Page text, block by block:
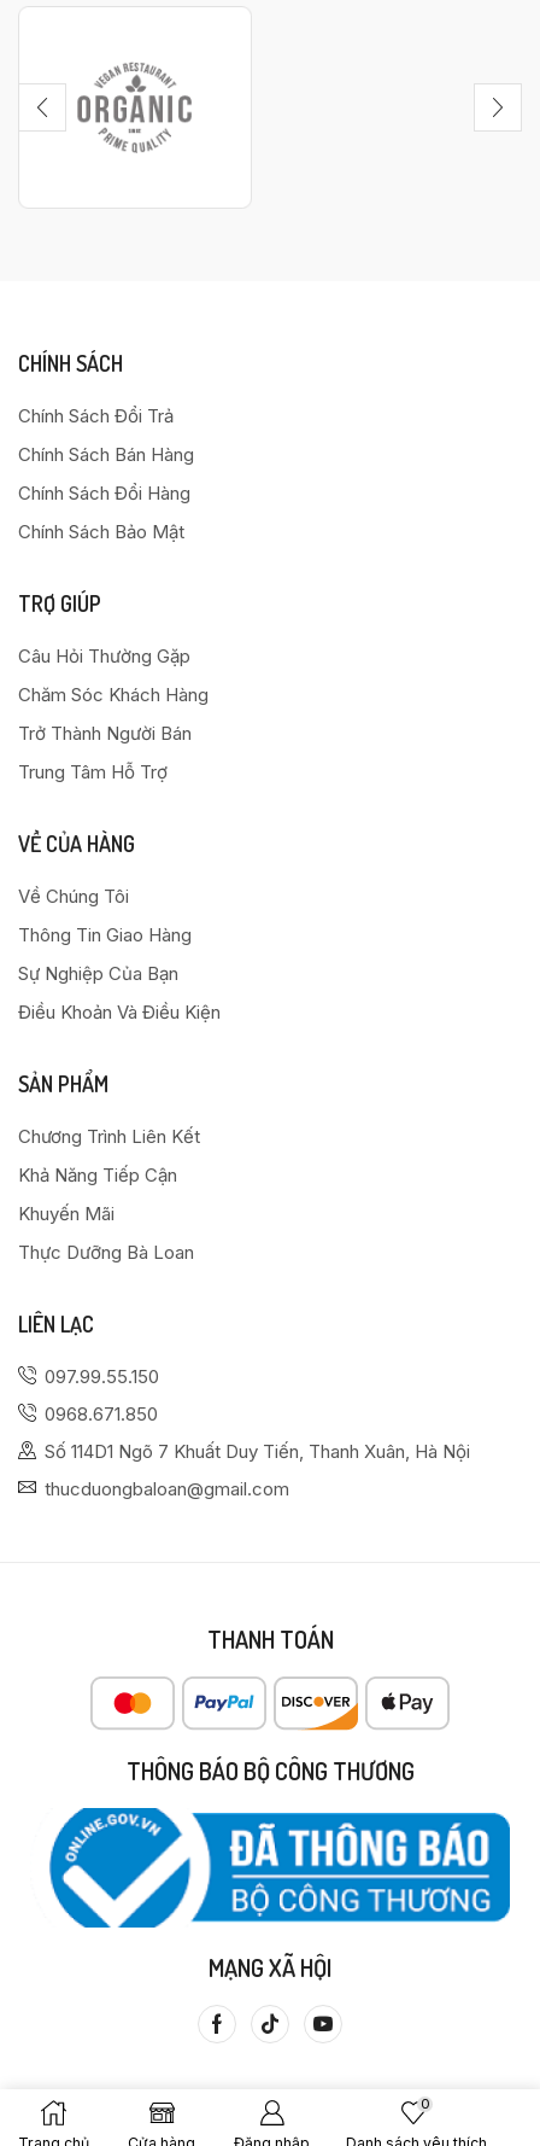
0
CHÍNH SÁCH
Chính Sách Đổi Trả
Chính Sách Bán Hàng
Chính Sách Đổi Hàng
Chính Sách Bảo Mật
TRỢ GIÚP
Câu Hỏi Thường Gặp
Chăm Sóc Khách Hàng
Trở Thành Người Bán
Trung Tâm Hỗ Trợ
VỀ CỦA HÀNG
Về Chúng Tôi
Thông Tin Giao Hàng
Sự Nghiệp Của Bạn
Điều Khoản Và Điều Kiện
SẢN PHẨM
Chương Trình Liên Kết
Khả Năng Tiếp Cận
Khuyến Mãi
Thực Dưỡng Bà Loan
LIÊN LẠC
097.99.55.150
0968.671.850
Số 114D1 Ngõ 7 Khuất Duy Tiến, Thanh Xuân, Hà Nội
thucduongbaloan@gmail.com
THANH TOÁN
THÔNG BÁO BỘ CÔNG THƯƠNG
MẠNG XÃ HỘI